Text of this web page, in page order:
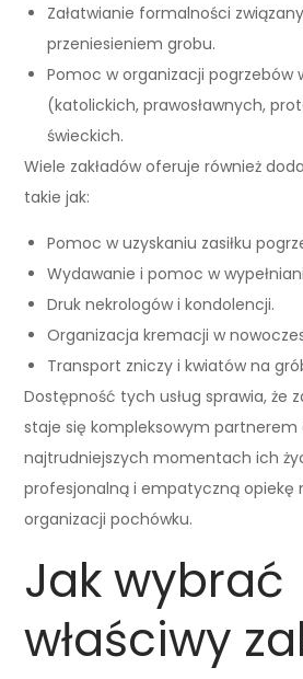
Załatwianie formalności
przeniesieniem grobu.
Pomoc w organizacji pogrzebów
(katolickich, prawosławnych,
świeckich.
Wiele zakładów oferuje również
takie jak:
Pomoc w uzyskaniu zasiłku
Wydawanie i pomoc w
Druk nekrologów i kondolencji.
Organizacja kremacji w
Transport zniczy i kwiatów na
Dostępność tych usług sprawia, że
staje się kompleksowym partnerem
najtrudniejszych momentach ich
profesjonalną i empatyczną opiekę
organizacji pochówku.
Jak wybrać
właściwy